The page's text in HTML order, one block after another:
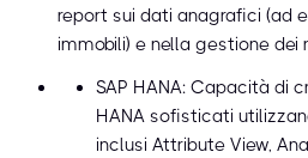
report sui dati anagrafici (ad
immobili) e nella gestione dei
SAP HANA: Capacità di
HANA sofisticati
inclusi Attribute View,